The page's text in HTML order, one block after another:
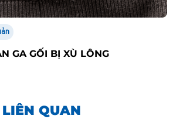
GA GỐI BỊ XÙ LÔNG
QUAN